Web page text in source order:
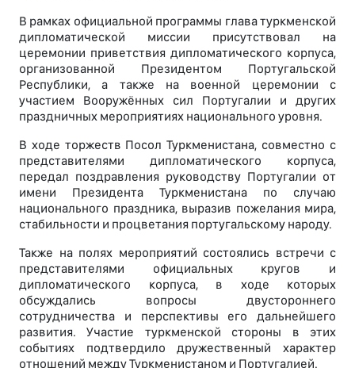
В рамках официальной программы глава туркменской
дипломатической миссии присутствовал на
церемонии приветствия дипломатического корпуса,
организованной Президентом Португальской
Республики, а также на военной церемонии с
участием Вооружённых сил Португалии и других
праздничных мероприятиях национального уровня.
В ходе торжеств Посол Туркменистана, совместно с
представителями дипломатического корпуса,
передал поздравления руководству Португалии от
имени Президента Туркменистана по случаю
национального праздника, выразив пожелания мира,
стабильности и процветания португальскому народу.
Также на полях мероприятий состоялись встречи с
представителями официальных кругов и
дипломатического корпуса, в ходе которых
обсуждались вопросы двустороннего
сотрудничества и перспективы его дальнейшего
развития. Участие туркменской стороны в этих
событиях подтвердило дружественный характер
отношений между Туркменистаном и Португалией.